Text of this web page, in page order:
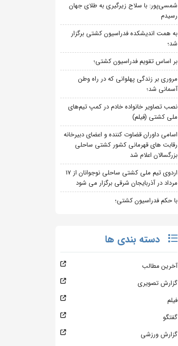
شمسی‌پور: با سلاح زیرگیری به طلای جهان
رسیدم
به همت اندیشکده فدراسیون کشتی برگزار
شد؛
بر اساس تقویم فدراسیون کشتی؛
مروری بر زندگی پهلوانی که در راه وطن
آسمانی شد؛
نصب تصاویر خانواده خادم در کمپ تیم‌های
ملی کشتی (فیلم)
اسامی داوران قضاوت کننده و اعضای دبیرخانه
رقابت های قهرمانی کشور کشتی ساحلی
بزرگسالان اعلام شد
اردوی تیم ملی کشتی ساحلی نوجوانان از 17
مرداد در آذربایجان شرقی برگزار می شود
با حکم فدراسیون کشتی؛
دسته بندی ها
آخرین مطالب
گزارش تصویری
فیلم
گفتگو
گزارش ورزشی